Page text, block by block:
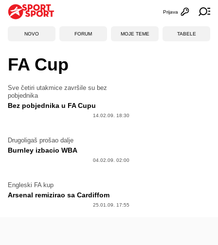
Otvori
Prijava
NOVO FORUM MOJE TEME TABELE
FA Cup
Sve četiri utakmice završile su bez
pobjednika
Bez pobjednika u FA Cupu
14.02.09. 18:30
Drugoligaš prošao dalje
Burnley izbacio WBA
04.02.09. 02:00
Engleski FA kup
Arsenal remizirao sa Cardiffom
25.01.09. 17:55